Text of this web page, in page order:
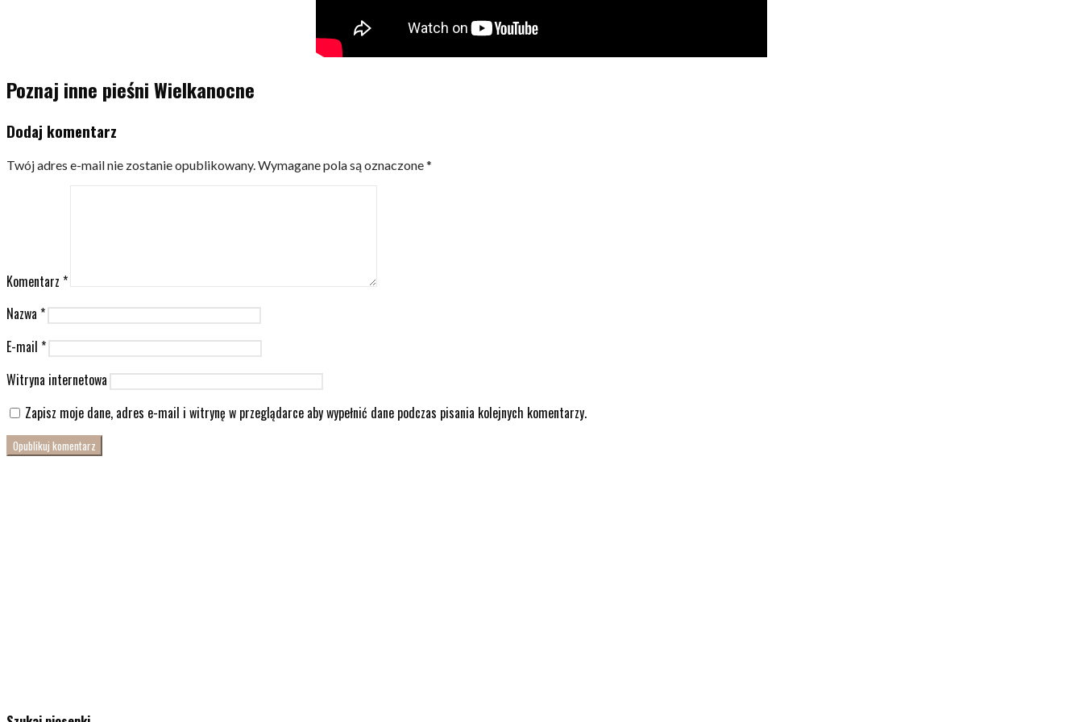
Poznaj inne pieśni Wielkanocne
Dodaj komentarz
Twój adres e-mail nie zostanie opublikowany.Wymagane pola są oznaczone*
Komentarz *
Nazwa *
E-mail *
Witryna internetowa
Zapisz moje dane, adres e-mail i witrynę w przeglądarce aby wypełnić dane podczas pisania kolejnych komentarzy.